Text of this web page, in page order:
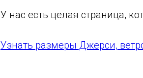
У нас есть целая страница,
Узнать размеры Джерси,